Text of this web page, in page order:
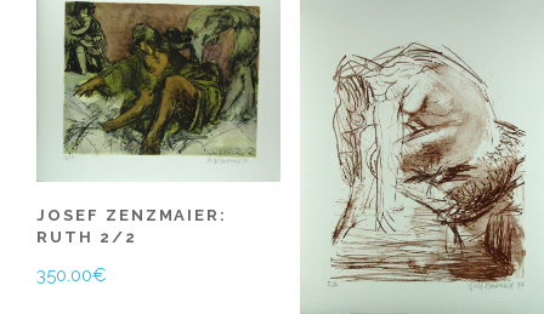
JOSEF ZENZMAIER:
RUTH 2/2
350.00€